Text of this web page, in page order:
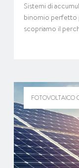
Sistemi di
binomio perfetto
scopriamo il
FOTOVOLTAICO